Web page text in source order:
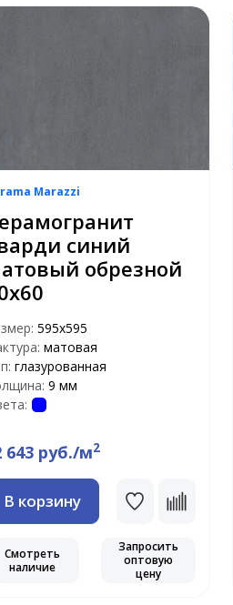
Marazzi
синий
обрезной
595х595
матовая
глазурованная
9 мм
643 руб./м2
В корзину
Смотреть
наличие
Запросить
оптовую
цену